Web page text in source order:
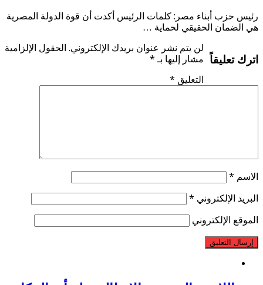
رئيس حزب أبناء مصر: كلمات الرئيس أكدت أن قوة الدولة المصرية
هي الضمان الحقيقي لحماية …
اترك تعليقاً
لن يتم نشر عنوان بريدك الإلكتروني. الحقول الإلزامية
مشار إليها بـ *
التعليق *
الاسم *
البريد الإلكتروني *
الموقع الإلكتروني